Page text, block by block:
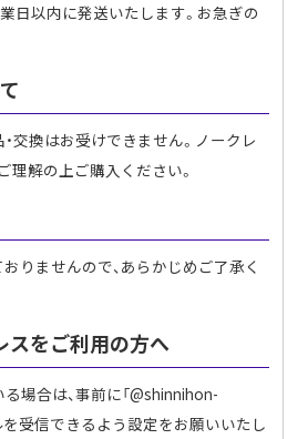
日以内に発送いたします。お急ぎの
交換はお受けできません。ノークレ
理解の上ご購入ください。
りませんので、あらかじめご了承く
スをご利用の方へ
場合は、事前に「@shinnihon-
受信できるよう設定をお願いいたし